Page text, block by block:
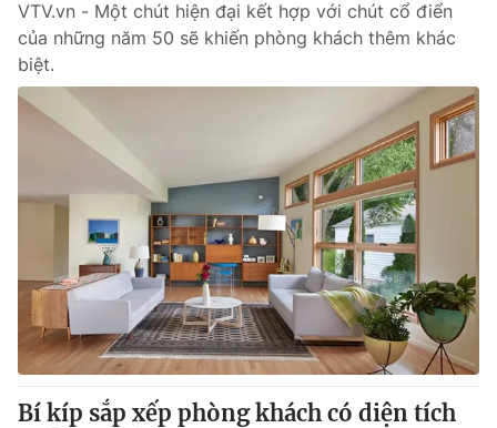
Hậu trường
Nhân vật
Khán giả
Giải sao mai
Giải trí
Điện ảnh
Âm nhạc
Đời sống
Du lịch
Chất lượng cuộc sống
Giáo dục
Học trực tuyến
Công nghệ
Hitech Công nghệ tương lai
Sản phẩm
Thị trường
Tư vấn
Giao lưu trực tuyến
Lịch phát sóng
Chuyên mục khác
VTV.vn - Một chút hiện đại kết hợp với chút cổ điển
của những năm 50 sẽ khiến phòng khách thêm khác
biệt.
Bí kíp sắp xếp phòng khách có diện tích